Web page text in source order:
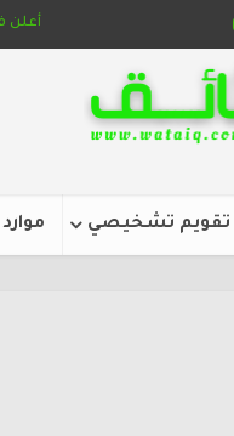
أعلن
تقويم تشخيصي